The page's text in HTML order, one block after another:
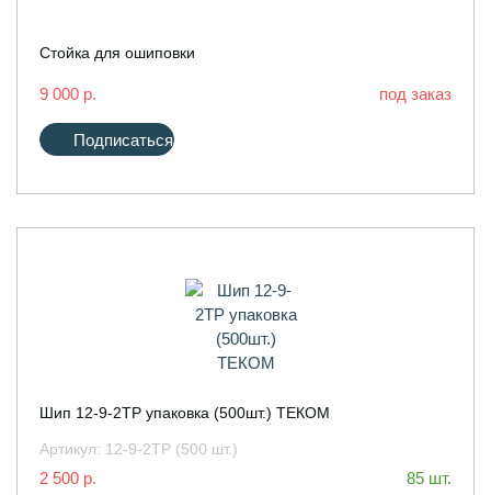
Стойка для ошиповки
9 000 р. под заказ
Подписаться
Шип 12-9-2ТР упаковка (500шт.) ТЕКОМ
Артикул: 12-9-2ТР (500 шт.)
2 500 р. 85 шт.